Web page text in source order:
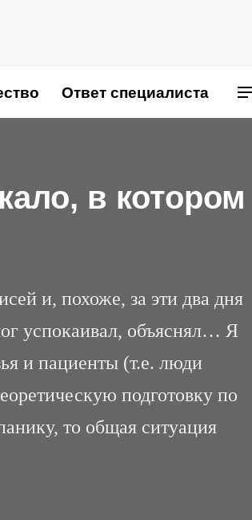
Ответ специалиста
в котором
и, похоже, за эти два дня
успокаивал, объяснял… Я
и пациенты (т.е. люди
подготовку по
то общая ситуация